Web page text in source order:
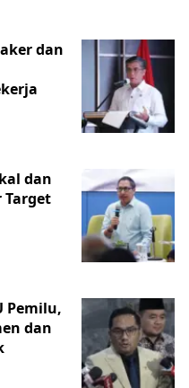
dan
dan
Pemilu,
dan